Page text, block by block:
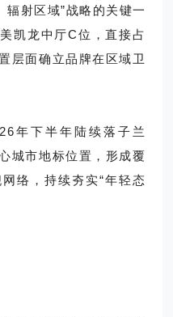
辐射区域”战略的关键一
凯龙中厅C位，直接占
层面确立品牌在区域卫
年下半年陆续落子兰
城市地标位置，形成覆
络，持续夯实“年轻态